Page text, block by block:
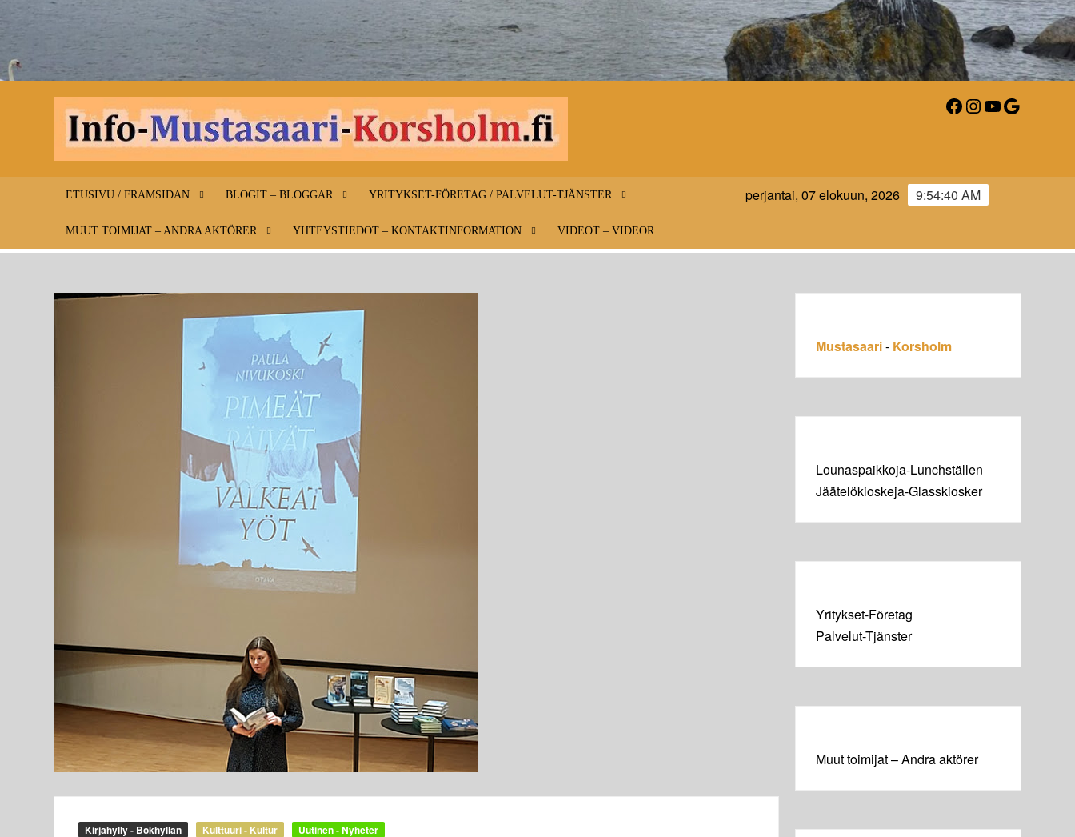
MUSTASAARI-
KORSHOLM.FI
– Information
om Korsholm
Facebook
Instagram
YouTube
Google
ETUSIVU / FRAMSIDAN BLOGIT – BLOGGAR YRITYKSET-FÖRETAG / PALVELUT-TJÄNSTER
MUUT TOIMIJAT – ANDRA AKTÖRER YHTEYSTIEDOT – KONTAKTINFORMATION VIDEOT – VIDEOR
9:54:42 AM
perjantai, 07 elokuun, 2026
Kirjahylly - Bokhyllan Kulttuuri - Kultur Uutinen - Nyheter
Mustasaari- Korsholm
Lounaspaikkoja-Lunchställen
Jäätelökioskeja-Glasskiosker
Yritykset-Företag
Palvelut-Tjänster
Muut toimijat – Andra aktörer